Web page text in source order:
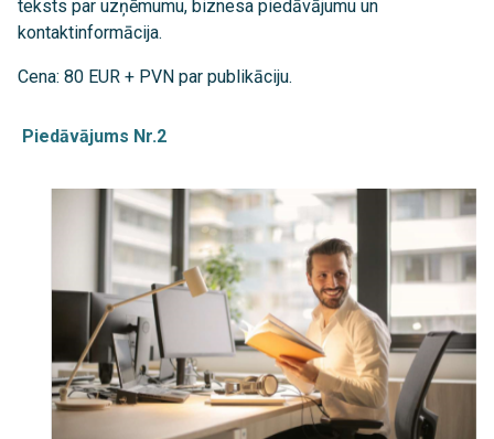
teksts par uzņēmumu, biznesa piedāvājumu un
kontaktinformācija.
Cena: 80 EUR + PVN par publikāciju.
Piedāvājums Nr.2